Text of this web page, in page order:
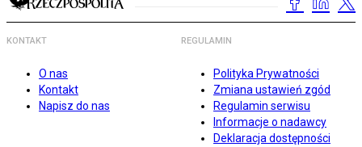
KONTAKT
O nas
Kontakt
Napisz do nas
REGULAMIN
Polityka Prywatności
Zmiana ustawień zgód
Regulamin serwisu
Informacje o nadawcy
Deklaracja dostępności